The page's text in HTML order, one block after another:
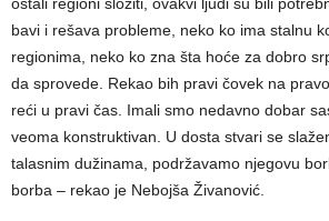
bavi i rešava probleme, neko ko ima stalnu
regionima, neko ko zna šta hoće za dobro
da sprovede. Rekao bih pravi čovek na
reći u pravi čas. Imali smo nedavno dobar
veoma konstruktivan. U dosta stvari se
talasnim dužinama, podržavamo njegovu
borba – rekao je Nebojša Živanović.